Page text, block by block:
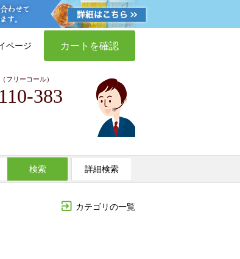
ページ カートを確認
フリーコール）
383
検索 詳細検索
カテゴリの一覧